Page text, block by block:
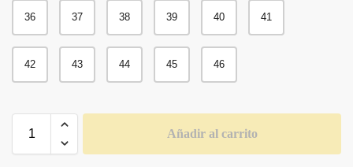
36 37 38 39 40 41
42 43 44 45 46
Añadir al carrito